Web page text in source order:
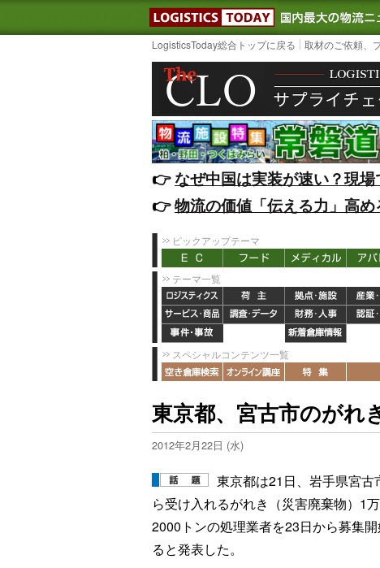
LOGISTICS
LogisticsToday総合トップに戻る 取材のご依頼、
👉️なぜ中国は実装が速い？現
👉️物流の価値「伝える力」高
ピックアップテーマ
テーマ一覧
スペシャルコンテンツ一覧
東京都、宮古市のがれ
2012年2月22日 (水)
東京都は21日、岩手県宮古
ら受け入れるがれき（災害廃棄物）1万
2000トンの処理業者を23日から募集
ると発表した。